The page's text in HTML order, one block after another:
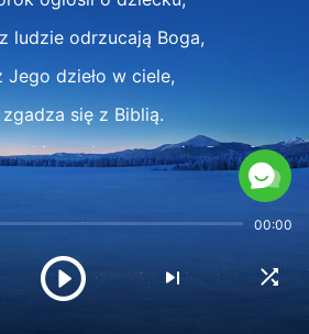
ludzie odrzucają Boga,
Jego dzieło w ciele,
zgadza się z Biblią.
taki sam bunt przeciw Bogu?
wahania przyjąć dzieło Ducha?
Świętego dzieło,
właściwy strumień.
przyjąć to bez obaw,
00:00